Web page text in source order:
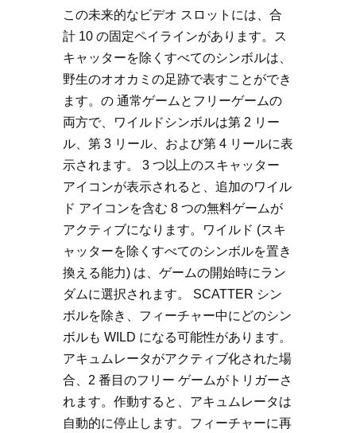
この未来的なビデオ スロットには、合
計 10 の固定ペイラインがあります。ス
キャッターを除くすべてのシンボルは、
野生のオオカミの足跡で表すことができ
ます。の 通常ゲームとフリーゲームの
両方で、ワイルドシンボルは第 2 リー
ル、第 3 リール、および第 4 リールに表
示されます。 3 つ以上のスキャッター
アイコンが表示されると、追加のワイル
ド アイコンを含む 8 つの無料ゲームが
アクティブになります。ワイルド (スキ
ャッターを除くすべてのシンボルを置き
換える能力) は、ゲームの開始時にラン
ダムに選択されます。 SCATTER シン
ボルを除き、フィーチャー中にどのシン
ボルも WILD になる可能性があります。
アキュムレータがアクティブ化された場
合、2 番目のフリー ゲームがトリガーさ
れます。作動すると、アキュムレータは
自動的に停止します。フィーチャーに再